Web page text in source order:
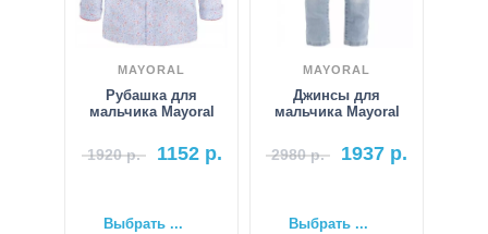
MAYORAL
Рубашка для
мальчика Mayoral
1920р. 1152р.
Выбрать ...
MAYORAL
Джинсы для
мальчика Mayoral
2980р. 1937 р.
Выбрать ...